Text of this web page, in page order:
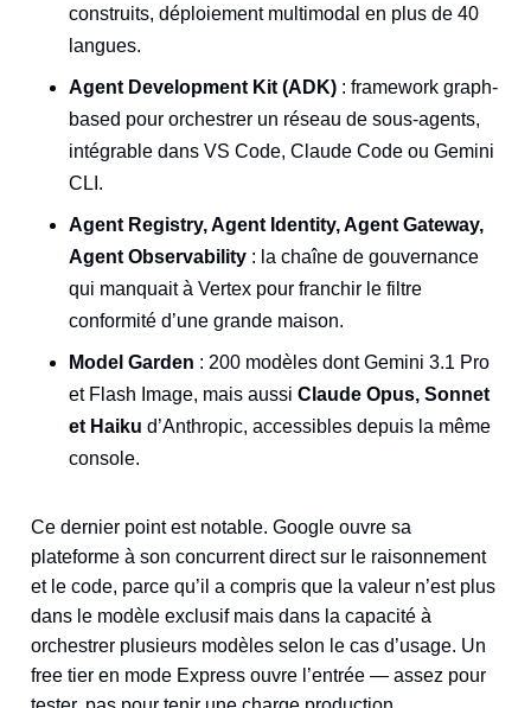
construits, déploiement multimodal en plus de 40
langues.
Agent Development Kit (ADK) : framework graph-
based pour orchestrer un réseau de sous-agents,
intégrable dans VS Code, Claude Code ou Gemini
CLI.
Agent Registry, Agent Identity, Agent Gateway,
Agent Observability : la chaîne de gouvernance
qui manquait à Vertex pour franchir le filtre
conformité d’une grande maison.
Model Garden : 200 modèles dont Gemini 3.1 Pro
et Flash Image, mais aussi Claude Opus, Sonnet
et Haiku d’Anthropic, accessibles depuis la même
console.
Ce dernier point est notable. Google ouvre sa
plateforme à son concurrent direct sur le raisonnement
et le code, parce qu’il a compris que la valeur n’est plus
dans le modèle exclusif mais dans la capacité à
orchestrer plusieurs modèles selon le cas d’usage. Un
free tier en mode Express ouvre l’entrée — assez pour